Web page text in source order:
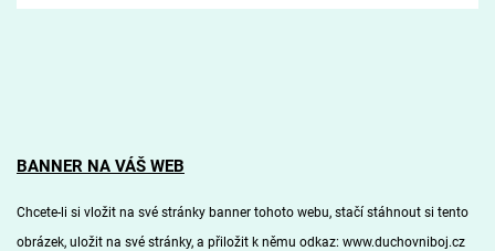
BANNER NA VÁŠ WEB
Chcete-li si vložit na své stránky banner tohoto webu, stačí stáhnout si tento
obrázek, uložit na své stránky, a přiložit k němu odkaz: www.duchovniboj.cz